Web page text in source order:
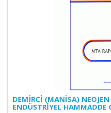
DEMİRCİ (MANİSA)
ENDÜSTRİYEL HAMMADDE